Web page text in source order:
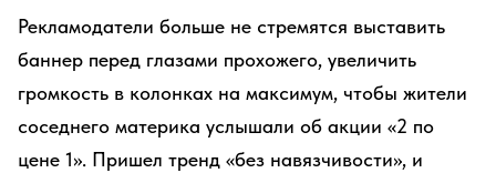
Рекламодатели больше не стремятся выставить
баннер перед глазами прохожего, увеличить
громкость в колонках на максимум, чтобы жители
соседнего материка услышали об акции «2 по
цене 1». Пришел тренд «без навязчивости», и